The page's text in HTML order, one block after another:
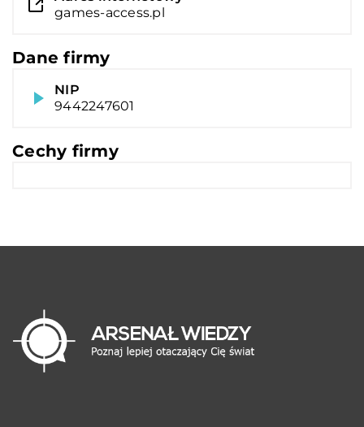
games-access.pl
Dane firmy
NIP
9442247601
Cechy firmy